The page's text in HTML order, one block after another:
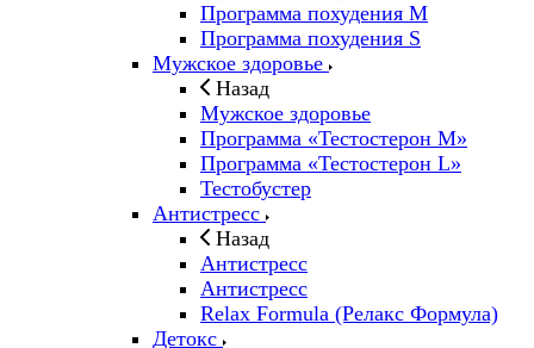
Программа похудения M
Программа похудения S
Мужское здоровье
Назад
Мужское здоровье
Программа «Тестостерон M»
Программа «Тестостерон L»
Тестобустер
Антистресс
Назад
Антистресс
Антистресс
Relax Formula (Релакс Формула)
Детокс